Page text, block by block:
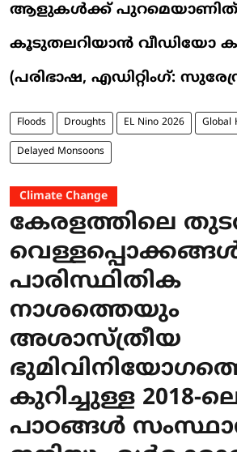
ആളുകൾക്ക്
കൂടുതലറിയാൻ വീഡിയോ
(പരിഭാഷ, എഡിറ്റിംഗ്:
Floods Droughts EL Nino 2026 Global
Delayed Monsoons
Climate Change
കേരളത്തിലെ
പാരിസ്ഥിതിക
നാശത്തെയും
അശാസ്ത്രീയ
കുറിച്ചുള്ള 2018-
പാഠങ്ങൾ